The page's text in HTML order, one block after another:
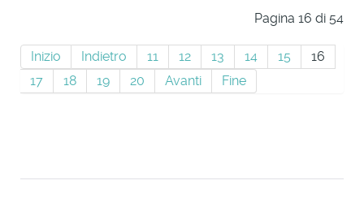
Pagina 16 di 54
Inizio Indietro 11 12 13 14 15
16
17
18 19 20 Avanti Fine